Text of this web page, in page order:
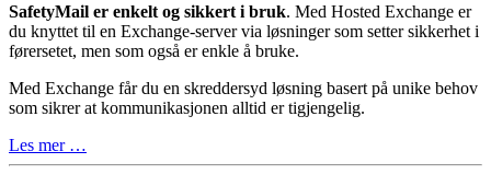
SafetyMail er enkelt og sikkert i bruk. Med Hosted Exchange er
du knyttet til en Exchange-server via løsninger som setter sikkerhet i
førersetet, men som også er enkle å bruke.
Med Exchange får du en skreddersyd løsning basert på unike behov
som sikrer at kommunikasjonen alltid er tigjengelig.
Les mer …